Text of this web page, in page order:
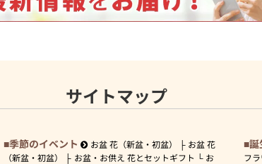
サイトマップ
季節のイベント お盆 花（新盆・初盆）
お盆 花
（新盆・初盆）
お盆・お供え 花とセットギフト
お
誕
フ